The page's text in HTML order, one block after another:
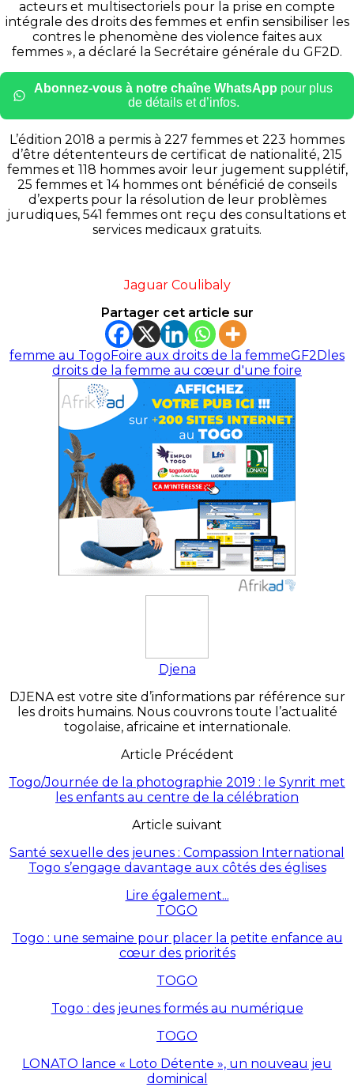
acteurs et multisectoriels pour la prise en compte
intégrale des droits des femmes et enfin sensibiliser les
contres le phenomène des violence faites aux
femmes », a déclaré la Secrétaire générale du GF2D.
Abonnez-vous à notre chaîne WhatsApp pour plus
de détails et d’infos.
L’édition 2018 a permis à 227 femmes et 223 hommes
d’être détententeurs de certificat de nationalité, 215
femmes et 118 hommes avoir leur jugement supplétif,
25 femmes et 14 hommes ont bénéficié de conseils
d’experts pour la résolution de leur problèmes
jurudiques, 541 femmes ont reçu des consultations et
services medicaux gratuits.
Jaguar Coulibaly
Partager cet article sur
femme au TogoFoire aux droits de la femmeGF2D les
droits de la femme au cœur d'une foire
Djena
DJENA est votre site d’informations par référence sur
les droits humains. Nous couvrons toute l’actualité
togolaise, africaine et internationale.
Article Précédent
Togo/Journée de la photographie 2019 : le Synrit met
les enfants au centre de la célébration
Article suivant
Santé sexuelle des jeunes : Compassion International
Togo s’engage davantage aux côtés des églises
Lire également...
TOGO
Togo : une semaine pour placer la petite enfance au
cœur des priorités
TOGO
Togo : des jeunes formés au numérique
TOGO
LONATO lance « Loto Détente », un nouveau jeu
dominical